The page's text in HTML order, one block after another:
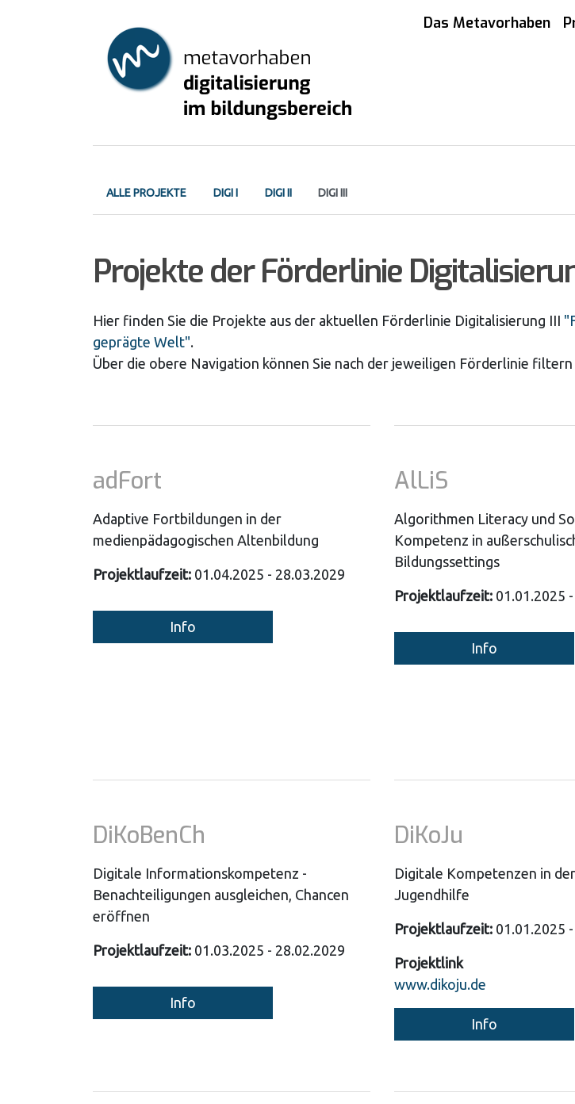
Das Metavorhaben
Primary
tabs
ALLE PROJEKTE DIGI I DIGI II DIGI III
Projekte der Förderlinie
Hier finden Sie die Projekte aus der aktuellen Förderlinie Digitalisierung III
geprägte Welt".
Über die obere Navigation können Sie nach der jeweiligen Förderlinie
adFort
Adaptive Fortbildungen in der
medienpädagogischen Altenbildung
Projektlaufzeit: 01.04.2025 - 28.03.2029
Info
AlLiS
Algorithmen Literacy und
Kompetenz in
Bildungssettings
Projektlaufzeit:01.01.2025
Info
DiKoBenCh
Digitale Informationskompetenz -
Benachteiligungen ausgleichen, Chancen
eröffnen
Projektlaufzeit: 01.03.2025 - 28.02.2029
Info
DiKoJu
Digitale Kompetenzen in
Jugendhilfe
Projektlaufzeit:01.01.2025
Projektlink
www.dikoju.de
Info